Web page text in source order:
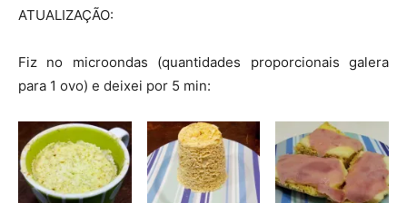
ATUALIZAÇÃO:
Fiz no microondas (quantidades proporcionais galera
para 1 ovo) e deixei por 5 min: